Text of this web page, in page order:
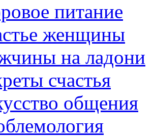
питание
женщины
на ладони
счастья
общения